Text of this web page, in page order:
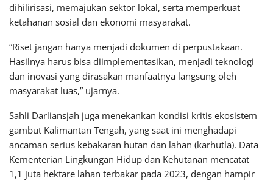
dihilirisasi, memajukan sektor lokal, serta memperkuat
ketahanan sosial dan ekonomi masyarakat.
“Riset jangan hanya menjadi dokumen di perpustakaan.
Hasilnya harus bisa diimplementasikan, menjadi teknologi
dan inovasi yang dirasakan manfaatnya langsung oleh
masyarakat luas,” ujarnya.
Sahli Darliansjah juga menekankan kondisi kritis ekosistem
gambut Kalimantan Tengah, yang saat ini menghadapi
ancaman serius kebakaran hutan dan lahan (karhutla). Data
Kementerian Lingkungan Hidup dan Kehutanan mencatat
1,1 juta hektare lahan terbakar pada 2023, dengan hampir